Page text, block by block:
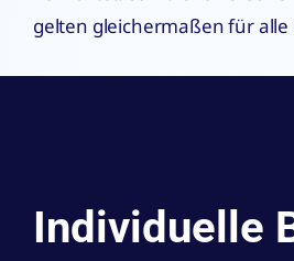
gelten gleichermaßen für alle
Individuelle